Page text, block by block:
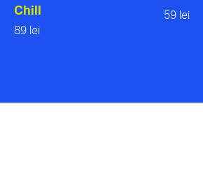
Chill
89 lei
59 lei